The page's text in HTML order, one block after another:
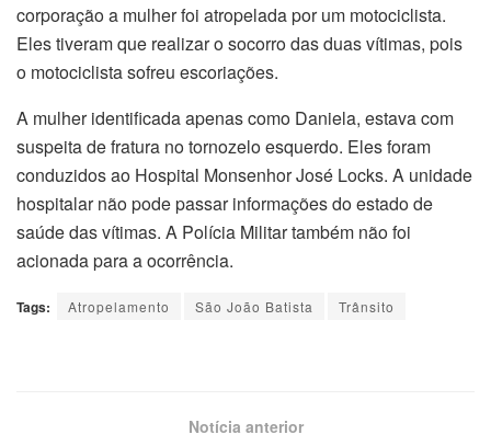
corporação a mulher foi atropelada por um motociclista.
Eles tiveram que realizar o socorro das duas vítimas, pois
o motociclista sofreu escoriações.
A mulher identificada apenas como Daniela, estava com
suspeita de fratura no tornozelo esquerdo. Eles foram
conduzidos ao Hospital Monsenhor José Locks. A unidade
hospitalar não pode passar informações do estado de
saúde das vítimas. A Polícia Militar também não foi
acionada para a ocorrência.
Tags: Atropelamento São João Batista Trânsito
Notícia anterior